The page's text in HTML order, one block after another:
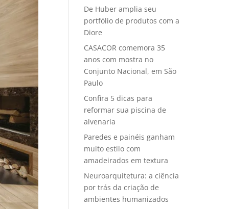
De Huber amplia seu
portfólio de produtos com a
Diore
CASACOR comemora 35
anos com mostra no
Conjunto Nacional, em São
Paulo
Confira 5 dicas para
reformar sua piscina de
alvenaria
Paredes e painéis ganham
muito estilo com
amadeirados em textura
Neuroarquitetura: a ciência
por trás da criação de
ambientes humanizados